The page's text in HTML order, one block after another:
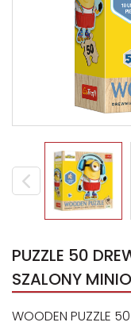
PUZZLE 50
SZALONY
WOODEN PUZZLE